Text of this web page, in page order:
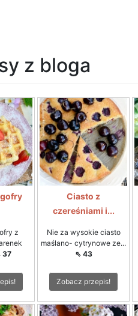
z bloga
z
37
Ciasto z
czereśniami i...
Nie za wysokie ciasto
maślano- cytrynowe ze...
⇖ 43
Zobacz przepis!